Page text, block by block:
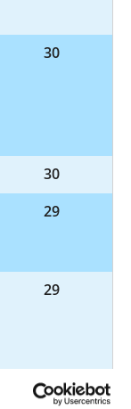
30
30
29
29
29